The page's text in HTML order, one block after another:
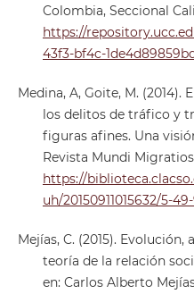
Colombia, Seccional
https://
43f3-bf4c-
Medina, A, Goite, M.
los delitos de tráfico y
figuras afines. Una
Revista Mundi Migratios,
https://
uh/20150911015632/5-
Mejías, C. (2015).
teoría de la relación
en: Carlos Alberto